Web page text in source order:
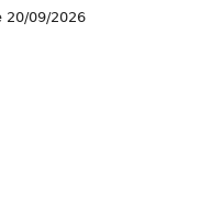
20/09/2026